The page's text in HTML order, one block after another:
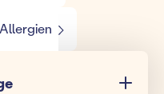
Allergien